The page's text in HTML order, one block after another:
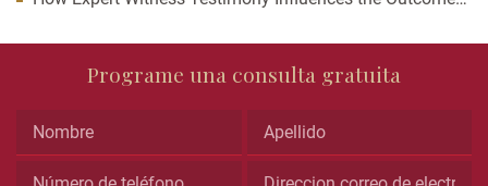
Programe una consulta gratuita
This
field